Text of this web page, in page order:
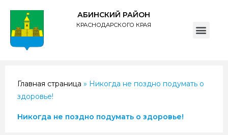
АБИНСКИЙ РАЙОН
КРАСНОДАРСКОГО КРАЯ
Главная страница » Никогда не поздно подумать о
здоровье!
Никогда не поздно подумать о здоровье!